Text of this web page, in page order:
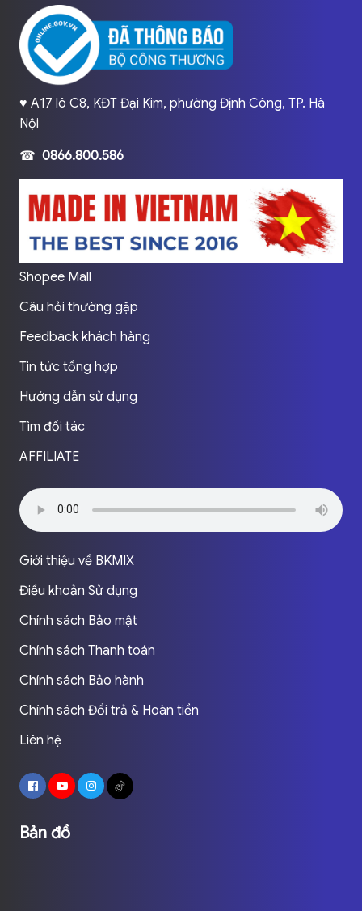
♥️ A17 lô C8, KĐT Đại Kim, phường Định Công, TP. Hà
Nội
☎ 0866.800.586
Shopee Mall
Câu hỏi thường gặp
Feedback khách hàng
Tin tức tổng hợp
Hướng dẫn sử dụng
Tìm đối tác
AFFILIATE
Giới thiệu về BKMIX
Điều khoản Sử dụng
Chính sách Bảo mật
Chính sách Thanh toán
Chính sách Bảo hành
Chính sách Đổi trả & Hoàn tiền
Liên hệ
Bản đồ